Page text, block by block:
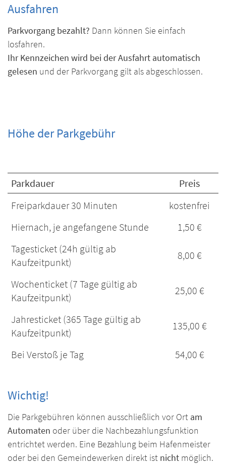
Ausfahren
Parkvorgang bezahlt? Dann können Sie einfach
losfahren.
Ihr Kennzeichen wird bei der Ausfahrt automatisch
gelesen und der Parkvorgang gilt als abgeschlossen.
Höhe der Parkgebühr
Parkdauer
Preis
Freiparkdauer 30 Minuten
kostenfrei
Hiernach, je angefangene Stunde
1,50 €
Tagesticket (24h gültig ab
Kaufzeitpunkt)
8,00 €
Wochenticket (7 Tage gültig ab
Kaufzeitpunkt)
25,00 €
Jahresticket (365 Tage gültig ab
Kaufzeitpunkt)
135,00 €
Bei Verstoß je Tag 54,00 €
Wichtig!
Die Parkgebühren können ausschließlich vor Ort am
Automaten oder über die Nachbezahlungsfunktion
entrichtet werden. Eine Bezahlung beim Hafenmeister
oder bei den Gemeindewerken direkt ist nicht möglich.